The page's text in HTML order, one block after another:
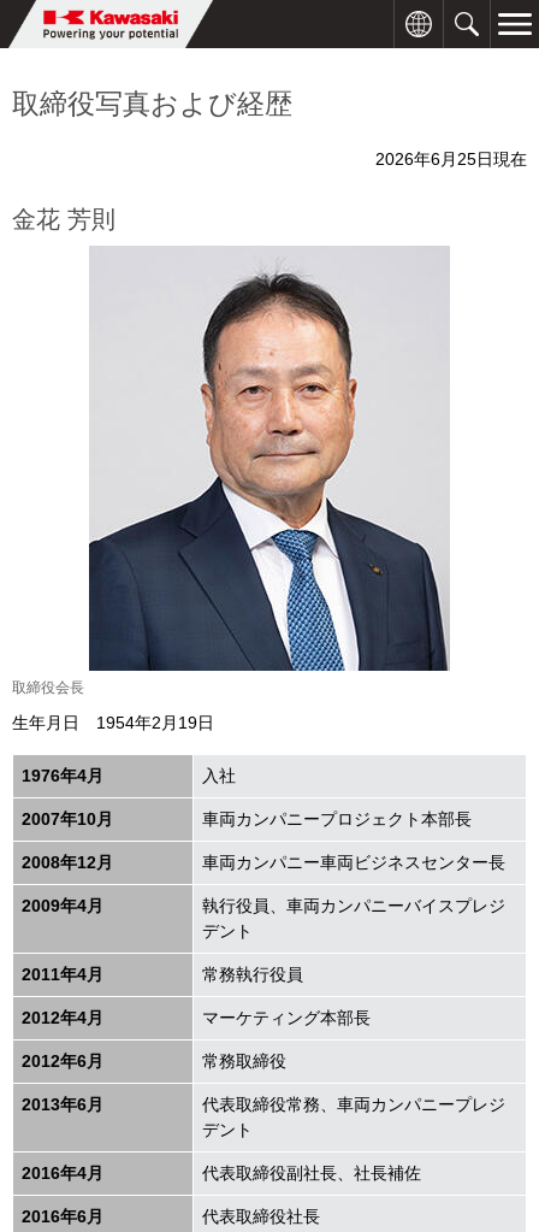
取締役写真および経歴
2026年6月25日現在
金花 芳則
取締役会長
生年月日 1954年2月19日
1976年4月 入社
2007年10月 車両カンパニープロジェクト本部長
2008年12月 車両カンパニー車両ビジネスセンター長
2009年4月
執行役員、車両カンパニーバイスプレジ
デント
2011年4月 常務執行役員
2012年4月 マーケティング本部長
2012年6月 常務取締役
2013年6月
代表取締役常務、車両カンパニープレジ
デント
2016年4月 代表取締役副社長、社長補佐
2016年6月 代表取締役社長